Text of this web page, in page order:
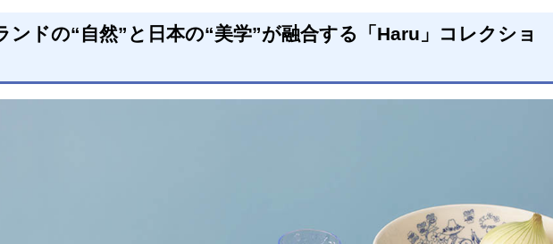
ンドの“自然”と日本の“美学”が融合する「Haru」コレクショ